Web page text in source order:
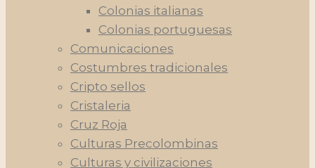
Colonias italianas
Colonias portuguesas
Comunicaciones
Costumbres tradicionales
Cripto sellos
Cristaleria
Cruz Roja
Culturas Precolombinas
Culturas y civilizaciones